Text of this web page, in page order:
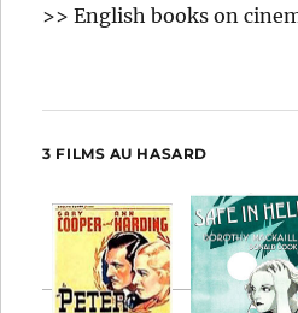
>> English books on
3 FILMS AU HASARD